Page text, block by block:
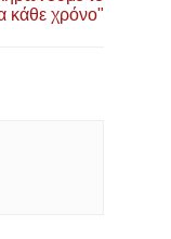
κάθε χρόνο"